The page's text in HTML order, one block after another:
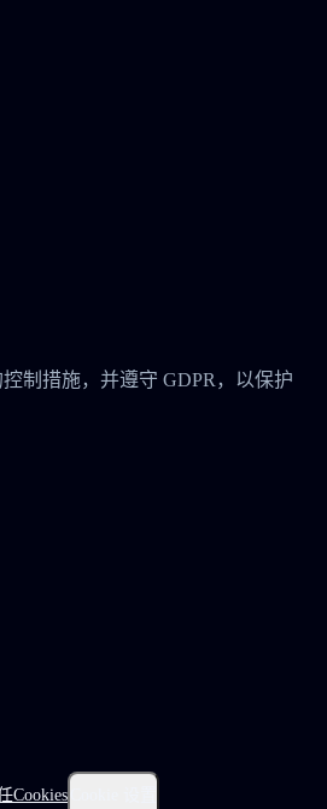
制措施，并遵守 GDPR，以保护
Cookies